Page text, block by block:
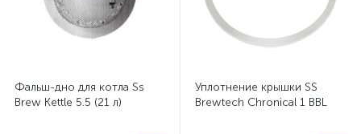
Фальш-дно для котла Ss
Brew Kettle 5.5 (21 л)
Уплотнение крышки SS
Brewtech Chronical 1 BBL